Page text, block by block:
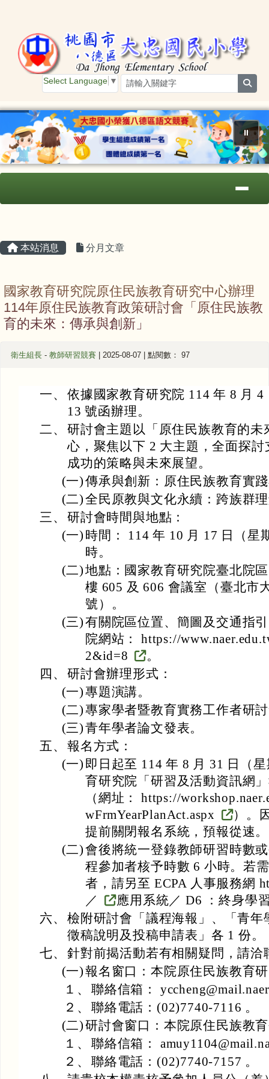
Select Language ▼
⏸
本站消息 分月文章
國家教育研究院原住民族教育研究中心辦理
114年原住民族教育政策研討會「原住民族教
育的未來：傳承與創新」
衛生組長 - 教師研習競賽 | 2025-08-07 | 點閱數： 97
一、 依據國家教育研究院 114 年 8 月
13 號函辦理。
二、 研討會主題以「原住民族教育的
心，聚焦以下 2 大主題，全面探
成功的策略與未來展望。
(一)傳承與創新：原住民族教育實
(二)全民原教與文化永續：跨族群
三、 研討會時間與地點：
(一) 時間： 114 年 10 月 17 日（星
時。
(二)地點：國家教育研究院臺北院
樓 605 及 606 會議室（臺北市
號）。
(三)有關院區位置、簡圖及交通指
院網站： https://
2&id=8
。
四、 研討會辦理形式：
(一)專題演講。
(二)專家學者暨教育實務工作者研
(三)青年學者論文發表。
五、 報名方式：
(一) 即日起至 114 年 8 月 31 日（
育研究院「研習及活動資訊網
（網址： https://
wFrmYearPlanAct.aspx
）。
提前關閉報名系統，預報從速。
(二)會後將統一登錄教師研習時數
程參加者核予時數 6 小時。若
者，請另至 ECPA 人事服務網
／
應用系統／ D6 ：終身學
六、 檢附研討會「議程海報」、「青
徵稿說明及投稿申請表」各 1 份。
七、 針對前揭活動若有相關疑問，請洽
(一)報名窗口：本院原住民族教育
１、 聯絡信箱：
２、 聯絡電話：(02)7740-7116 。
(二)研討會窗口：本院原住民族教
１、 聯絡信箱：
２、 聯絡電話：(02)7740-7157 。